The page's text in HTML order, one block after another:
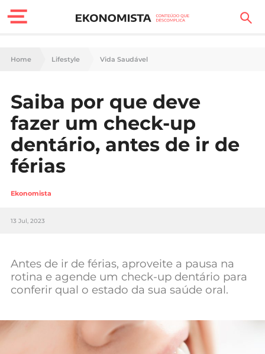
Finanças Pessoais
Carreira
Casa
Lifestyle
Sociedade
Tecnologia
Negócios
Mundial 2026
Home Lifestyle Vida Saudável
Saiba por que deve
fazer um check-up
dentário, antes de ir de
férias
Ekonomista
13 Jul, 2023
Antes de ir de férias, aproveite a pausa na
rotina e agende um check-up dentário para
conferir qual o estado da sua saúde oral.